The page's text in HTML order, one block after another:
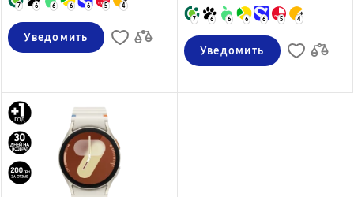
7 6 6 6 6 5 4
Уведомить
7 6 6 6 6 5 4
Уведомить